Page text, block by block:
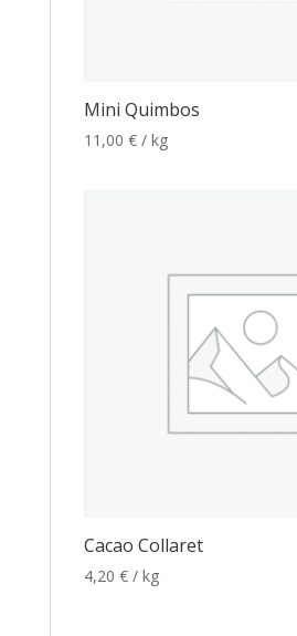
Mini Quimbos
11,00 € / kg
Cacao Collaret
4,20 € / kg